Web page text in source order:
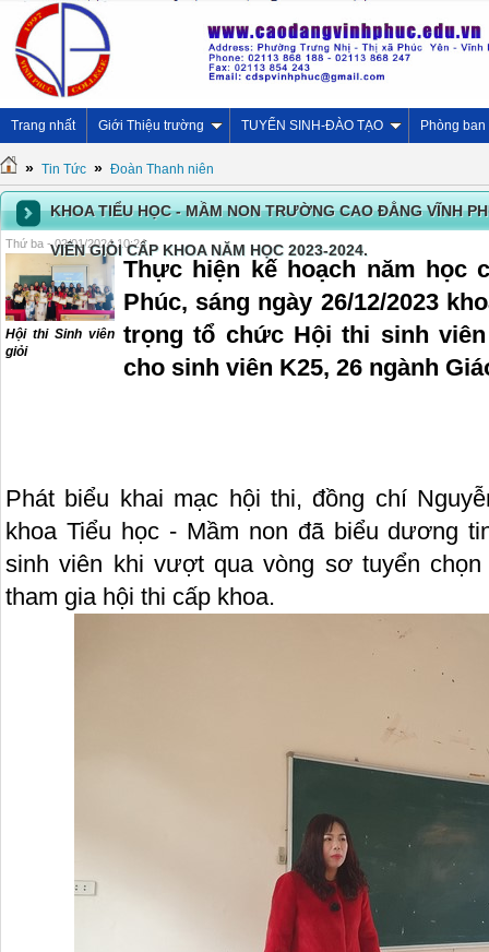
Trang nhất Giới Thiệu trường TUYỂN SINH-ĐÀO TẠO Phòng ban
» Tin Tức » Đoàn Thanh niên
KHOA TIỂU HỌC - MẦM NON TRƯỜNG CAO ĐẲNG VĨNH
VIÊN GIỎI CẤP KHOA NĂM HỌC 2023-2024.
Thứ ba - 02/01/2024 10:24
Hội thi Sinh viên
giỏi
Thực hiện kế hoạch năm học
Phúc, sáng ngày 26/12/2023
trọng tổ chức Hội thi sinh
cho sinh viên K25, 26 ngành
Phát biểu khai mạc hội thi, đồng chí
khoa Tiểu học - Mầm non đã biểu dương
sinh viên khi vượt qua vòng sơ tuyển
tham gia hội thi cấp khoa.